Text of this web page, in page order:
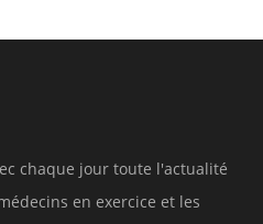
chaque jour toute l'actualité
en exercice et les